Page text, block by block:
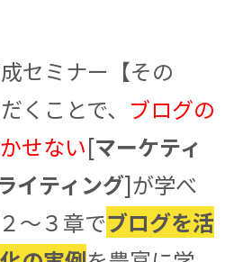
セミナー【その
くことで、 ブログの
せない[マーケティ
イティング]が学べ
〜３章でブログを活